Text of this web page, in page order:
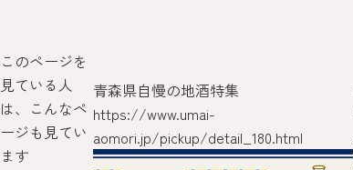
このページを
見ている人
は、こんなペ
ージも見てい
ます
) 1kg
青森県自慢の地酒特集
https://www.umai-
aomori.jp/pickup/detail_180.html